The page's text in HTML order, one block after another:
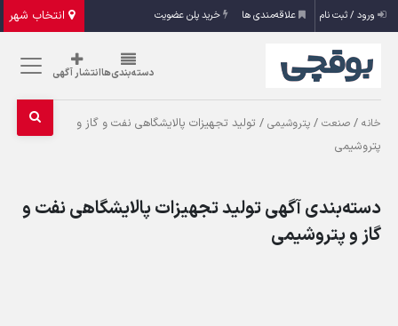
انتخاب شهر ورود / ثبت نام علاقه‌مندی ها خرید پلن عضویت
دسته‌بندی‌هاانتشار آگهی
خانه /صنعت /پتروشیمی / تولید تجهیزات پالایشگاهی نفت و گاز و
پتروشیمی
دسته‌بندی آگهی تولید تجهیزات پالایشگاهی نفت و
گاز و پتروشیمی